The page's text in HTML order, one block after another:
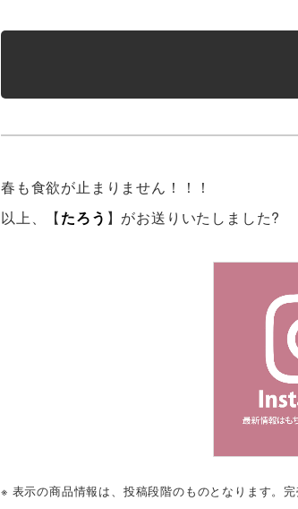
春も食欲が止まりません！！！
以上、【たろう 】がお送りいたしました?
※ 表示の商品情報は、投稿段階のものとなります。